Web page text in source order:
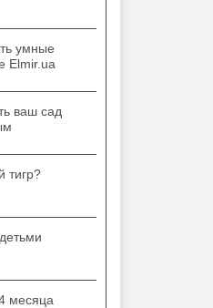
умные
Elmir.ua
ваш сад
тигр?
месяца